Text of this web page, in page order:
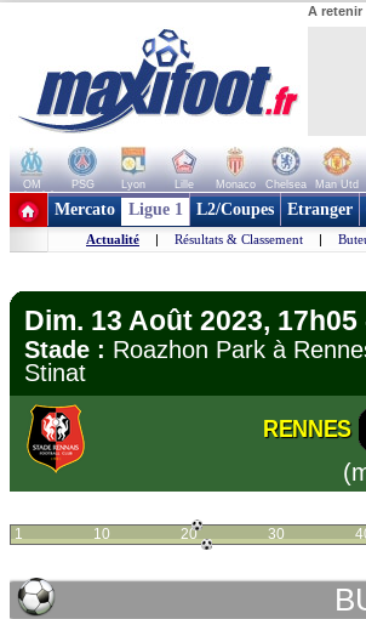
A retenir
OM PSG Lyon Lille Monaco Chelsea Man Utd
+ de clubs
Mercato Ligue 1 L2/Coupes Etranger
Actualité | Résultats & Classement |
Dim. 13 Août 2023,
Stade : Roazhon Park à
Stinat
RENNES
1 10 20 30